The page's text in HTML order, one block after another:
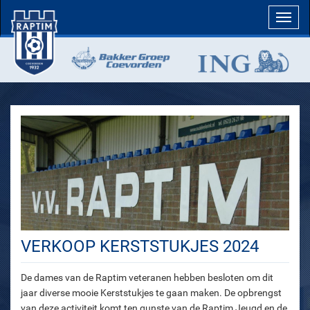
VERKOOP KERSTSTUKJES 2024
De dames van de Raptim veteranen hebben besloten om dit
jaar diverse mooie Kerststukjes te gaan maken. De opbrengst
van deze activiteit komt ten gunste van de Raptim Jeugd en de